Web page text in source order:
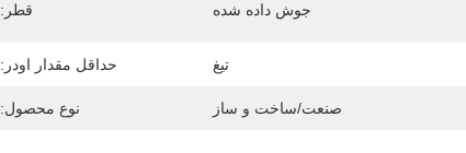
جوش داده شده قطر:
تیغ حداقل مقدار اودر:
صنعت/ساخت و ساز نوع محصول: